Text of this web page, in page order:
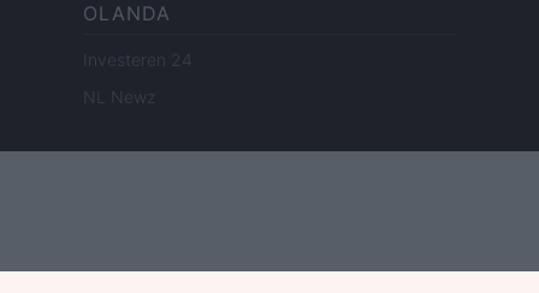
OLANDA
Investeren 24
NL Newz